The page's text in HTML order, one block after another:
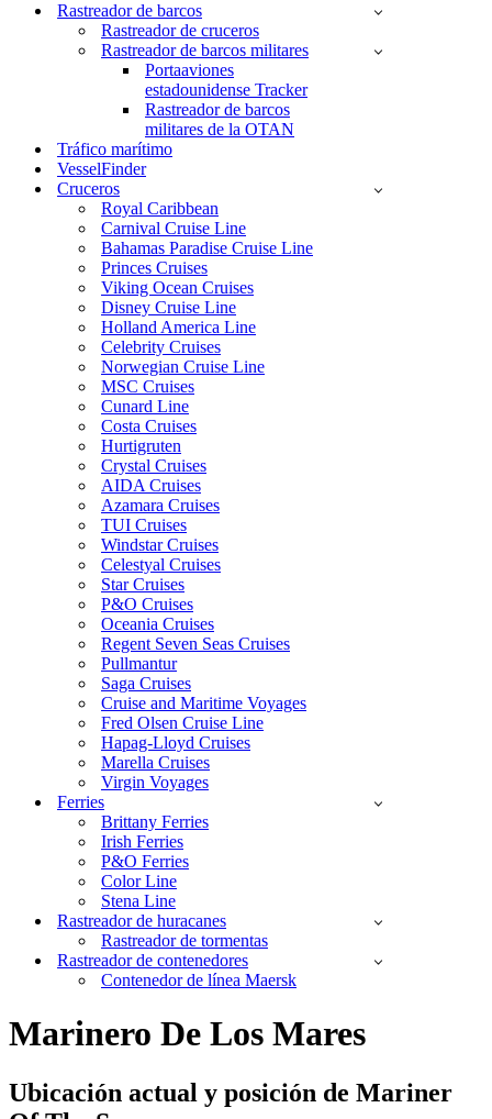
navegaciónRastreador de barcos
Rastreador de cruceros
Rastreador de barcos militares
Portaaviones
estadounidense Tracker
Rastreador de barcos
militares de la OTAN
Tráfico marítimo
VesselFinder
Cruceros
Royal Caribbean
Carnival Cruise Line
Bahamas Paradise Cruise Line
Princes Cruises
Viking Ocean Cruises
Disney Cruise Line
Holland America Line
Celebrity Cruises
Norwegian Cruise Line
MSC Cruises
Cunard Line
Costa Cruises
Hurtigruten
Crystal Cruises
AIDA Cruises
Azamara Cruises
TUI Cruises
Windstar Cruises
Celestyal Cruises
Star Cruises
P&O Cruises
Oceania Cruises
Regent Seven Seas Cruises
Pullmantur
Saga Cruises
Cruise and Maritime Voyages
Fred Olsen Cruise Line
Hapag-Lloyd Cruises
Marella Cruises
Virgin Voyages
Ferries
Brittany Ferries
Irish Ferries
P&O Ferries
Color Line
Stena Line
Rastreador de huracanes
Rastreador de tormentas
Rastreador de contenedores
Contenedor de línea Maersk
Marinero De Los Mares
Ubicación actual y posición de Mariner